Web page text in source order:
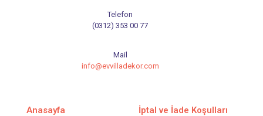
Telefon
(0312) 353 00 77
Mail
info@evvilladekor.com
Anasayfa İptal ve İade Koşulları